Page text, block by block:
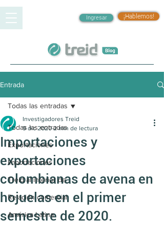
¡Hablemos!
Ingresar
Entrada
Todas las entradas
Exportaciones
Importaciones
Treid al interior de
Relación comercial
América Latina
Todas las entradas
Importaciones y
exportaciones
colombianas de avena en
hojuelas en el primer
semestre de 2020.
Investigadores Treid
9 dic 2020 2 min de lectura